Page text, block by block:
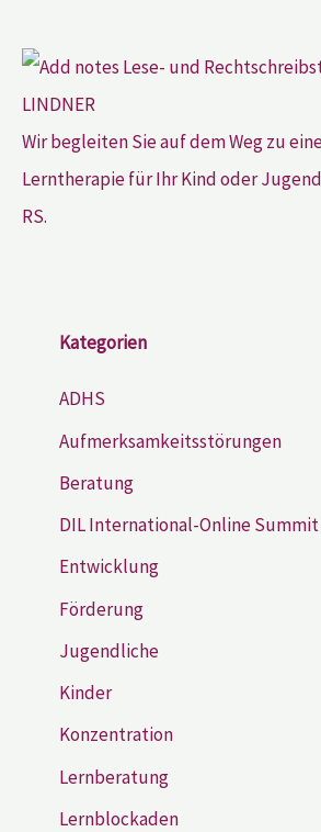
Wir begleiten Sie auf dem Weg zu
Lerntherapie für Ihr Kind oder
RS.
Kategorien
ADHS
Aufmerksamkeitsstörungen
Beratung
DIL International-Online Summit
Entwicklung
Förderung
Jugendliche
Kinder
Konzentration
Lernberatung
Lernblockaden